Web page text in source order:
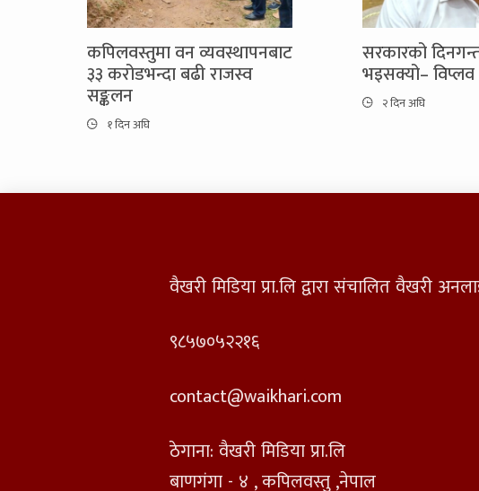
कपिलवस्तुमा वन व्यवस्थापनबाट
३३ करोडभन्दा बढी राजस्व
सङ्कलन
१ दिन अघि
सरकारको
भइसक्यो– विप्लव
२ दिन अघि
वैखरी मिडिया प्रा.लि द्वारा संचालित वैखरी
९८५७०५२२१६
contact@waikhari.com
ठेगाना: वैखरी मिडिया प्रा.लि
बाणगंगा - ४ , कपिलवस्तु ,नेपाल